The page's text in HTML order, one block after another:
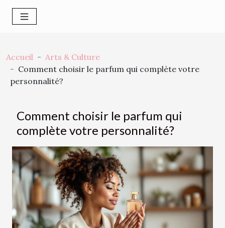
Accueil
Arts & Culture
Comment choisir le parfum qui complète votre
personnalité?
Comment choisir le parfum qui
complète votre personnalité?